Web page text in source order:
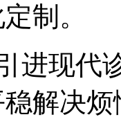
制。
进现代
解决烦